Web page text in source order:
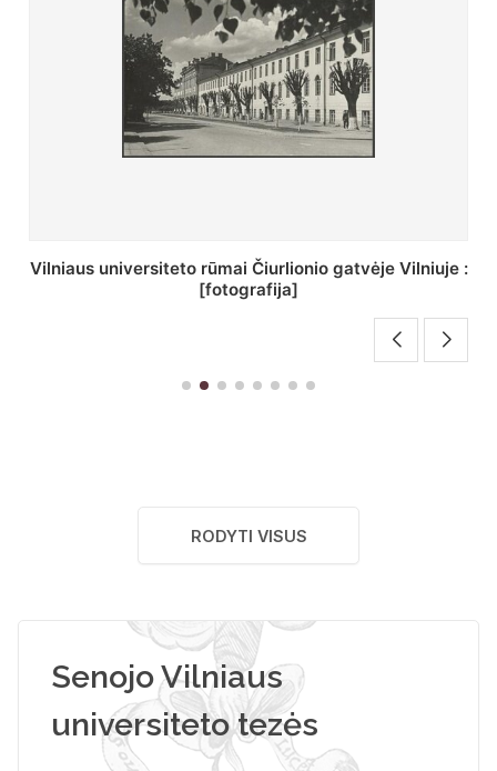
St. Batoro universiteto J. Pilsudskio kolegija :
[fotografija]
RODYTI VISUS
Senojo Vilniaus
universiteto tezės